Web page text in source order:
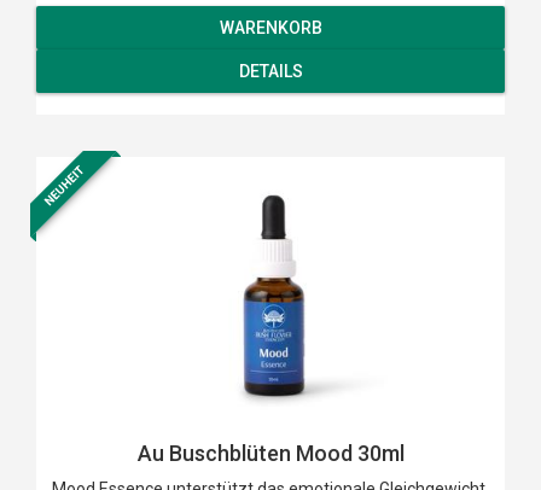
WARENKORB
DETAILS
NEUHEIT
Au Buschblüten Mood 30ml